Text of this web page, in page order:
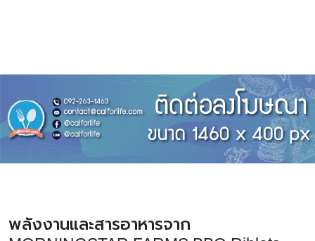
พลังงานและสารอาหารจาก